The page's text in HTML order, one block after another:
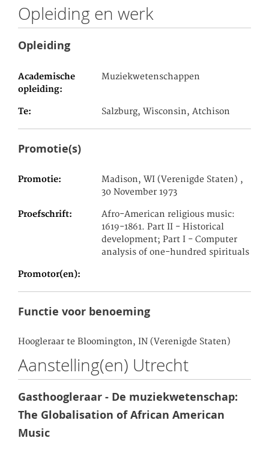
Opleiding en werk
Opleiding
Academische
opleiding
Muziekwetenschappen
Te Salzburg, Wisconsin, Atchison
Promotie(s)
Promotie
Madison, WI (Verenigde Staten) ,
30 November 1973
Proefschrift
Afro-American religious music:
1619-1861. Part II - Historical
development; Part I - Computer
analysis of one-hundred spirituals
Promotor(en)
Functie voor benoeming
Hoogleraar te Bloomington, IN (Verenigde Staten)
Aanstelling(en) Utrecht
Gasthoogleraar - De muziekwetenschap:
The Globalisation of African American
Music